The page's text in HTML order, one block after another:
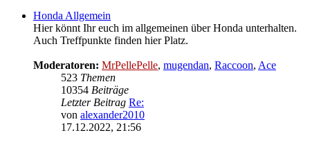
Honda Allgemein
Hier könnt Ihr euch im allgemeinen über Honda unterhalten.
Auch Treffpunkte finden hier Platz.
Moderatoren: MrPellePelle, mugendan, Raccoon, Ace
523 Themen
10354 Beiträge
Letzter Beitrag Re:
von alexander2010
17.12.2022, 21:56